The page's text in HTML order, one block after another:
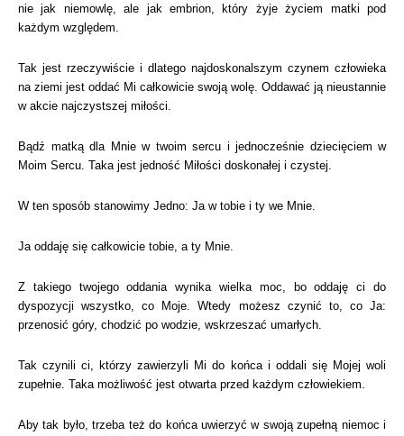
nie jak niemowlę, ale jak embrion, który żyje życiem matki pod
każdym względem.
Tak jest rzeczywiście i dlatego najdoskonalszym czynem człowieka
na ziemi jest oddać Mi całkowicie swoją wolę. Oddawać ją nieustannie
w akcie najczystszej miłości.
Bądź matką dla Mnie w twoim sercu i jednocześnie dziecięciem w
Moim Sercu. Taka jest jedność Miłości doskonałej i czystej.
W ten sposób stanowimy Jedno: Ja w tobie i ty we Mnie.
Ja oddaję się całkowicie tobie, a ty Mnie.
Z takiego twojego oddania wynika wielka moc, bo oddaję ci do
dyspozycji wszystko, co Moje. Wtedy możesz czynić to, co Ja:
przenosić góry, chodzić po wodzie, wskrzeszać umarłych.
Tak czynili ci, którzy zawierzyli Mi do końca i oddali się Mojej woli
zupełnie. Taka możliwość jest otwarta przed każdym człowiekiem.
Aby tak było, trzeba też do końca uwierzyć w swoją zupełną niemoc i